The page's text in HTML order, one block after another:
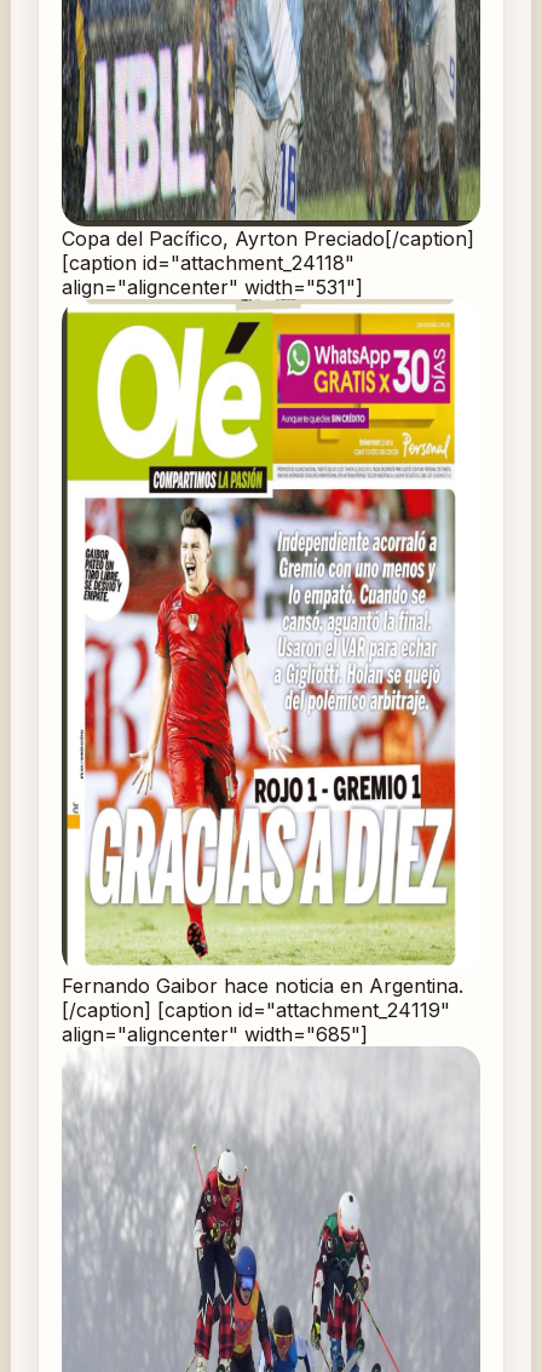
Copa del Pacífico, Ayrton Preciado[/caption]
[caption id="attachment_24118"
align="aligncenter" width="531"]
Fernando Gaibor hace noticia en Argentina.
[/caption] [caption id="attachment_24119"
align="aligncenter" width="685"]